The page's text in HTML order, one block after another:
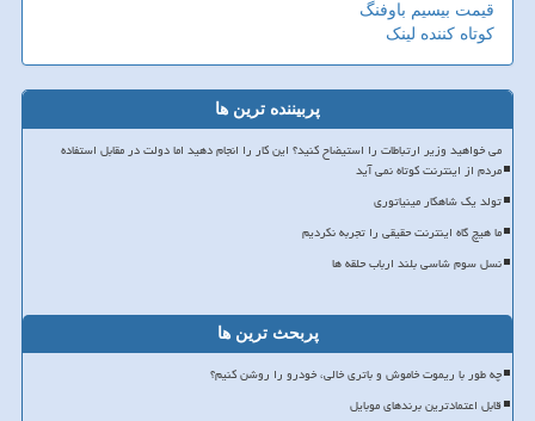
قیمت بیسیم باوفنگ
کوتاه کننده لینک
پربیننده ترین ها
می خواهید وزیر ارتباطات را استیضاح کنید؟ این کار را انجام دهید اما دولت در مقابل استفاده
مردم از اینترنت کوتاه نمی آید
تولد یک شاهکار مینیاتوری
ما هیچ گاه اینترنت حقیقی را تجربه نکردیم
نسل سوم شاسی بلند ارباب حلقه ها
پربحث ترین ها
چه طور با ریموت خاموش و باتری خالی، خودرو را روشن کنیم؟
قابل اعتمادترین برندهای موبایل